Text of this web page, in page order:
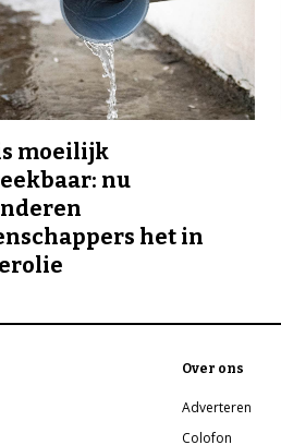
moeilijk
nu
het in
Over ons
Adverteren
Colofon